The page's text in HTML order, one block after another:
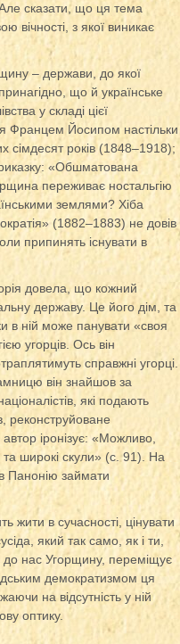
сказати, що ця тема
вічності, з якої виникає
– держави, до якої
що й українське
у складі цієї
Францем Йосипом настільки
сімдесят років (1848–1918);
«Обшматована
переживає ностальгію
землями? Хіба
(1882–1883) не довів
припинять існувати в
довела, що кожний
державу. Це його дім, та
в ній може панувати «своя
угорців. Ось він
справжні угорці.
він знайшов за
які подають
реконструйоване
іронізує: «Можливо,
та широкі скули» (с. 91). На
Панонію займати
жити в сучасності, цінувати
який так само, як і ти,
до нас Угорщину, переміщує
демократизмом ця
на відсутність у ній
оптику.